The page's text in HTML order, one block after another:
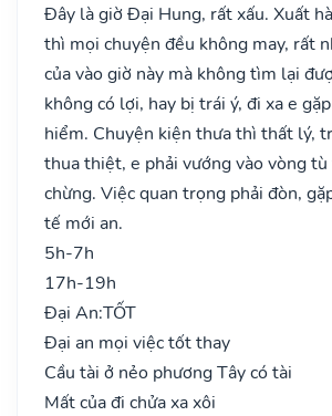
Đây là giờ Đại Hung, rất xấu. Xuất
thì mọi chuyện đều không may, rất
của vào giờ này mà không tìm lại
không có lợi, hay bị trái ý, đi xa e
hiểm. Chuyện kiện thưa thì thất lý,
thua thiệt, e phải vướng vào vòng
chừng. Việc quan trọng phải đòn,
tế mới an.
5h-7h
17h-19h
Đại An:TỐT
Đại an mọi việc tốt thay
Cầu tài ở nẻo phương Tây có tài
Mất của đi chửa xa xôi